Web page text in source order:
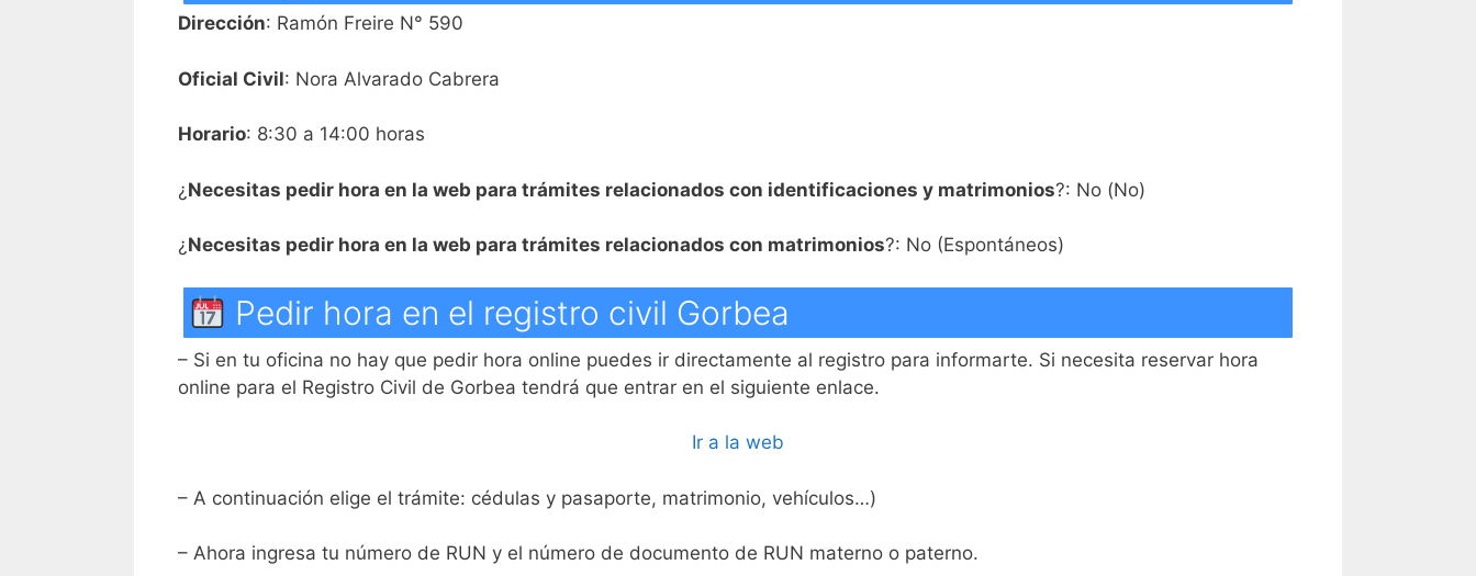
Dirección: Ramón Freire N° 590
Oficial Civil: Nora Alvarado Cabrera
Horario: 8:30 a 14:00 horas
¿ Necesitas pedir hora en la web para trámites relacionados con identificaciones y matrimonios?: No (No)
¿ Necesitas pedir hora en la web para trámites relacionados con matrimonios?: No (Espontáneos)
Pedir hora en el registro civil Gorbea
– Si en tu oficina no hay que pedir hora online puedes ir directamente al registro para informarte. Si necesita reservar hora
online para el Registro Civil de Gorbea tendrá que entrar en el siguiente enlace.
Ir a la web
– A continuación elige el trámite: cédulas y pasaporte, matrimonio, vehículos…)
– Ahora ingresa tu número de RUN y el número de documento de RUN materno o paterno.